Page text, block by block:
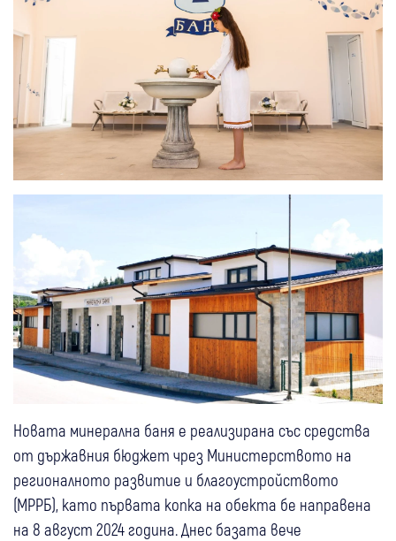
Новата минерална баня е реализирана със средства
от държавния бюджет чрез Министерството на
регионалното развитие и благоустройството
(МРРБ), като първата копка на обекта бе направена
на 8 август 2024 година. Днес базата вече